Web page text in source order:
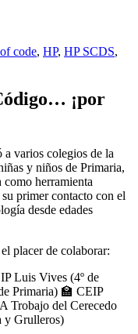
code, HP, HP SCDS,
¡por
a varios colegios de la
y niños de Primaria,
como herramienta
primer contacto con el
desde edades
placer de colaborar:
Luis Vives (4º de
Primaria) 🏫 CEIP
Trobajo del Cerecedo
y Grulleros)